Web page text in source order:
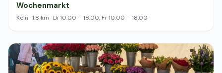
Wochenmarkt
Köln · 1.8 km · Di 10:00 – 18:00, Fr 10:00 – 18:00